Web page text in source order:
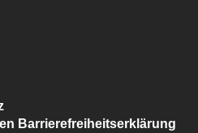
Barrierefreiheitserklärung